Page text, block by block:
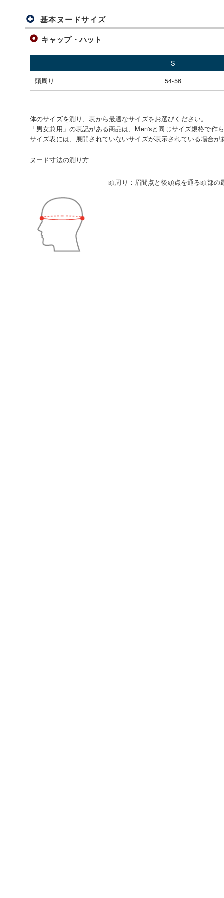
基本ヌードサイズ
キャップ・ハット
S
頭周り
54-56
体のサイズを測り、表から最適なサイズをお選びください。
「男女兼用」の表記がある商品は、Men'sと同じサイズ規格で作
サイズ表には、展開されていないサイズが表示されている場合が
ヌード寸法の測り方
頭周り ： 眉間点と後頭点を通る頭部の